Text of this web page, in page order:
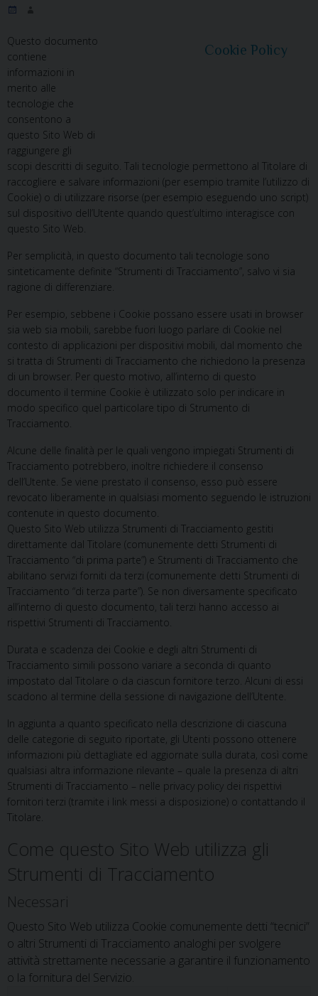
Cookie Policy
Questo documento
contiene
informazioni in
merito alle
tecnologie che
consentono a
questo Sito Web di
raggiungere gli
scopi descritti di seguito. Tali tecnologie permettono al Titolare di
raccogliere e salvare informazioni (per esempio tramite l’utilizzo di
Cookie) o di utilizzare risorse (per esempio eseguendo uno script)
sul dispositivo dell’Utente quando quest’ultimo interagisce con
questo Sito Web.
Per semplicità, in questo documento tali tecnologie sono
sinteticamente definite “Strumenti di Tracciamento”, salvo vi sia
ragione di differenziare.
Per esempio, sebbene i Cookie possano essere usati in browser
sia web sia mobili, sarebbe fuori luogo parlare di Cookie nel
contesto di applicazioni per dispositivi mobili, dal momento che
si tratta di Strumenti di Tracciamento che richiedono la presenza
di un browser. Per questo motivo, all’interno di questo
documento il termine Cookie è utilizzato solo per indicare in
modo specifico quel particolare tipo di Strumento di
Tracciamento.
Alcune delle finalità per le quali vengono impiegati Strumenti di
Tracciamento potrebbero, inoltre richiedere il consenso
dell’Utente. Se viene prestato il consenso, esso può essere
revocato liberamente in qualsiasi momento seguendo le istruzioni
contenute in questo documento.
Questo Sito Web utilizza Strumenti di Tracciamento gestiti
direttamente dal Titolare (comunemente detti Strumenti di
Tracciamento “di prima parte”) e Strumenti di Tracciamento che
abilitano servizi forniti da terzi (comunemente detti Strumenti di
Tracciamento “di terza parte”). Se non diversamente specificato
all’interno di questo documento, tali terzi hanno accesso ai
rispettivi Strumenti di Tracciamento.
Durata e scadenza dei Cookie e degli altri Strumenti di
Tracciamento simili possono variare a seconda di quanto
impostato dal Titolare o da ciascun fornitore terzo. Alcuni di essi
scadono al termine della sessione di navigazione dell’Utente.
In aggiunta a quanto specificato nella descrizione di ciascuna
delle categorie di seguito riportate, gli Utenti possono ottenere
informazioni più dettagliate ed aggiornate sulla durata, così come
qualsiasi altra informazione rilevante – quale la presenza di altri
Strumenti di Tracciamento – nelle privacy policy dei rispettivi
fornitori terzi (tramite i link messi a disposizione) o contattando il
Titolare.
Come questo Sito Web utilizza gli
Strumenti di Tracciamento
Necessari
Questo Sito Web utilizza Cookie comunemente detti “tecnici”
o altri Strumenti di Tracciamento analoghi per svolgere
attività strettamente necessarie a garantire il funzionamento
o la fornitura del Servizio.